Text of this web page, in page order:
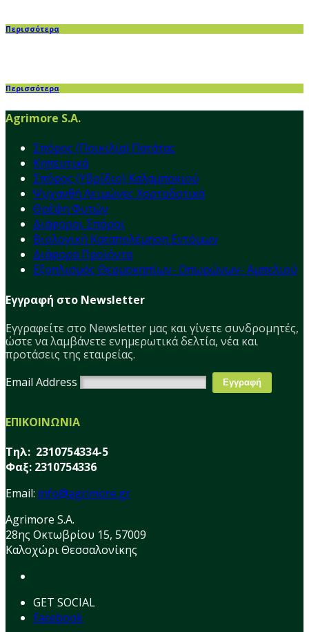
Περισσότερα
Περισσότερα
Agrimore S.A.
Σπόρος (Ποικιλία) Πατάτας
Κηπευτικά
Σπόρος (Υβρίδιο) Καλαμποκιού
Ψυχανθή Λειμώνες Χορτοδοτικά
Θρέψη Φυτών
Διάφοροι Σπόροι
Βιολογική Καταπολέμηση Εντόμων
Διάφορα Προϊόντα
Εξοπλισμός Θερμοκηπίων- Οπωρώνων- Αμπελιού
Εγγραφή στο Newsletter
Εγγραφείτε στο Νewsletter μας και γίνετε συνδρομητές,
ώστε να λαμβάνετε ενημερωτικά δελτία, νέα και
προτάσεις της εταιρείας.
Email Address
ΕΠΙΚΟΙΝΩΝΙΑ
Τηλ: 2310754334-5
Φαξ: 2310754336
Email: info@agrimore.gr
Agrimore S.A.
28ης Οκτωβρίου 15, 57009
Καλοχώρι Θεσσαλονίκης
GET SOCIAL
Facebook